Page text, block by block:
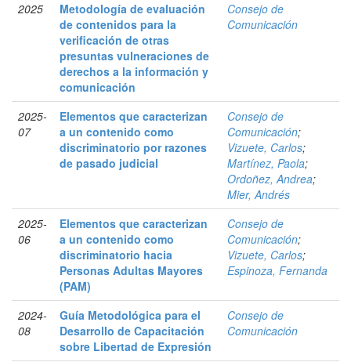
2025
Metodología de evaluación
de contenidos para la
verificación de otras
presuntas vulneraciones de
derechos a la información y
comunicación
Consejo de
Comunicación
2025-
07
Elementos que caracterizan
a un contenido como
discriminatorio por razones
de pasado judicial
Consejo de
Comunicación;
Vizuete, Carlos;
Martínez, Paola;
Ordoñez, Andrea;
Mier, Andrés
2025-
06
Elementos que caracterizan
a un contenido como
discriminatorio hacia
Personas Adultas Mayores
(PAM)
Consejo de
Comunicación;
Vizuete, Carlos;
Espinoza, Fernanda
2024-
08
Guía Metodológica para el
Desarrollo de Capacitación
sobre Libertad de Expresión
Consejo de
Comunicación